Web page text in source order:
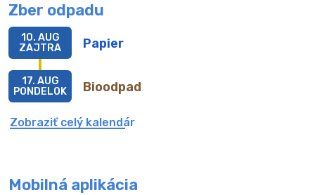
Zber odpadu
Papier
10. AUG
ZAJTRA
Bioodpad
17. AUG
PONDELOK
Zobraziť celý kalendár
Mobilná aplikácia